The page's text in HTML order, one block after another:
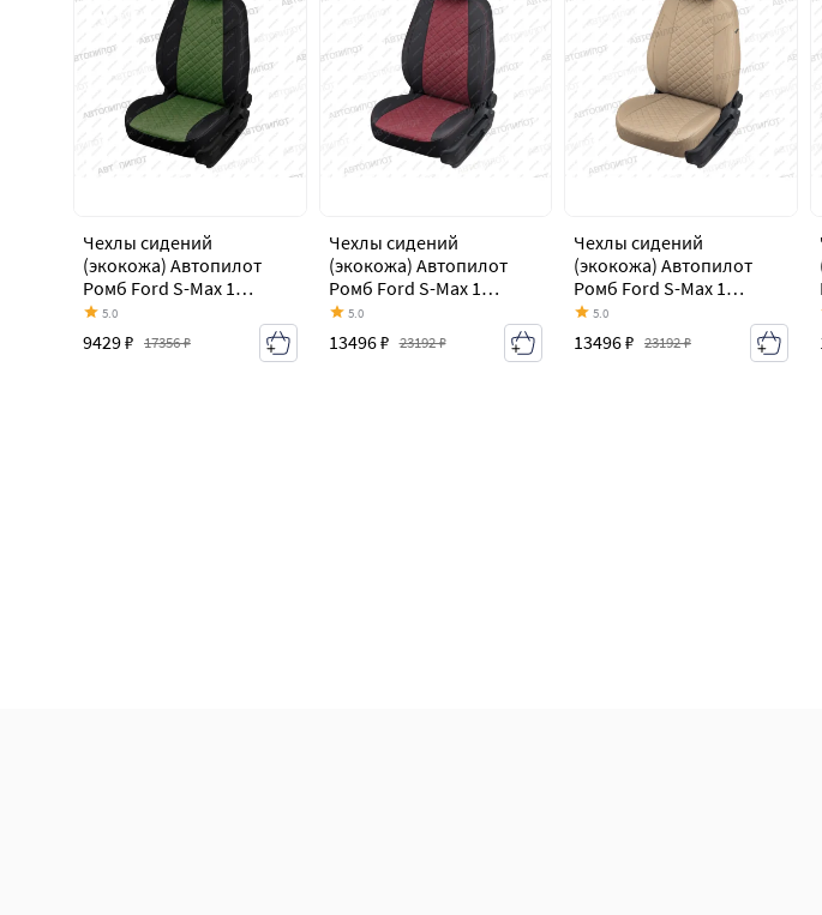
Чехлы сидений
(экокожа) Автопилот
Ромб Ford S-Max 1
дорестайлинг (2006-
2010)
5.0
9429 ₽ 17356 ₽
Чехлы сидений
(экокожа) Автопилот
Ромб Ford S-Max 1
дорестайлинг (2006-
2010)
5.0
13496 ₽ 23192 ₽
Чехлы сидений
(экокожа) Автопилот
Ромб Ford S-Max 1
дорестайлинг (2006-
2010)
5.0
13496 ₽ 23192 ₽